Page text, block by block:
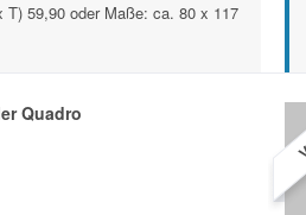
59,90 oder Maße: ca. 80 x 117
Quadro